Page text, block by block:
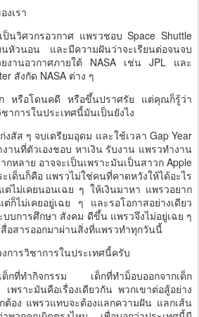
งเรา
นวิศวกรอวกาศ แพรวชอบ Space Shuttle
หัวนอน และมีความฝันว่าจะเรียนต่อจนจบ
งานอวกาศภายใต้ NASA เช่น JPL และ
สังกัด NASA ต่าง ๆ
หรือโดนคดี หรือขึ้นปราศรัย แต่คุณก็รู้ว่า
าการในประเทศนี้มันเป็นยังไง
งสัส ๆ จบเตรียมอุดม และใช้เวลา Gap Year
านที่ตัวเองชอบ หาเงิน รับงาน แพรวทำงาน
หลาย อาจจะเป็นเพราะมันเป็นสาวก Apple
เด็นก็คือ แพรวไม่ใช่คนที่คาดหวังให้ได้อะไร
ไม่เคยนอนเฉย ๆ ให้เงินมาหา แพรวอยาก
ก็ไม่เคยอยู่เฉย ๆ และรอโอกาสอย่างเดียว
บบการศึกษา สังคม ดีขึ้น แพรวจึงไม่อยู่เฉย ๆ
อสารออกมาผ่านสิ่งที่แพรวทำทุกวันนี้
การวิชาการในประเทศนี้ครับ
ด็กที่ทำกิจกรรม เด็กที่ทำม็อบออกจากเด็ก
พราะมันคือเรื่องเดียวกัน พวกเขาต่อสู้อย่าง
อง แพรวแทบจะต้องแลกความฝัน แลกเส้น